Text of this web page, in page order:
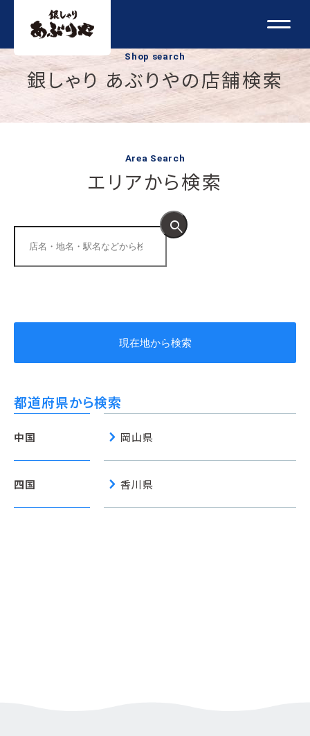
Shop search
銀しゃり あぶりやの店舗検索
Area Search
エリアから検索
search
現在地から検索
都道府県から検索
中国 chevron_right 岡山県
四国 chevron_right 香川県